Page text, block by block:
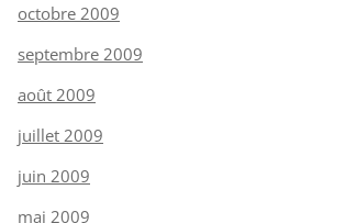
octobre 2009
septembre 2009
août 2009
juillet 2009
juin 2009
mai 2009